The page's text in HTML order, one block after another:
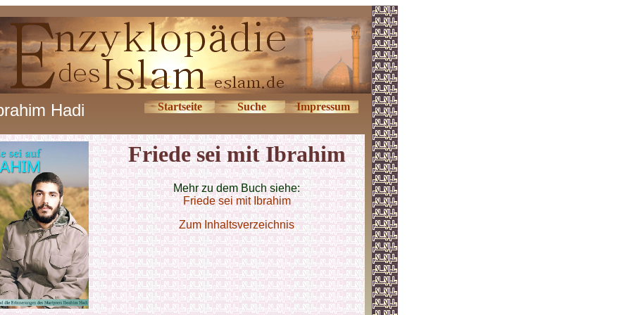
Hadi Startseite Suche Impressum
Friede sei mit Ibrahim
Mehr zu dem Buch siehe:
Friede sei mit Ibrahim
Zum Inhaltsverzeichnis